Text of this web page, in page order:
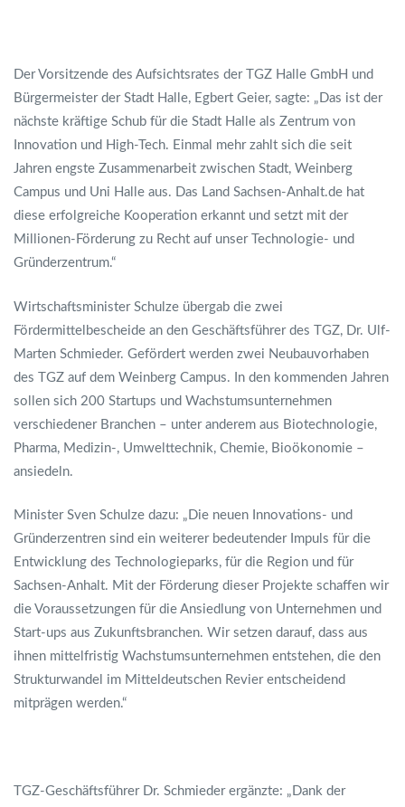
Der Vorsitzende des Aufsichtsrates der TGZ Halle GmbH und
Bürgermeister der Stadt Halle, Egbert Geier, sagte: „Das ist der
nächste kräftige Schub für die Stadt Halle als Zentrum von
Innovation und High-Tech. Einmal mehr zahlt sich die seit
Jahren engste Zusammenarbeit zwischen Stadt, Weinberg
Campus und Uni Halle aus. Das Land Sachsen-Anhalt.de hat
diese erfolgreiche Kooperation erkannt und setzt mit der
Millionen-Förderung zu Recht auf unser Technologie- und
Gründerzentrum.“
Wirtschaftsminister Schulze übergab die zwei
Fördermittelbescheide an den Geschäftsführer des TGZ, Dr. Ulf-
Marten Schmieder. Gefördert werden zwei Neubauvorhaben
des TGZ auf dem Weinberg Campus. In den kommenden Jahren
sollen sich 200 Startups und Wachstumsunternehmen
verschiedener Branchen – unter anderem aus Biotechnologie,
Pharma, Medizin-, Umwelttechnik, Chemie, Bioökonomie –
ansiedeln.
Minister Sven Schulze dazu: „Die neuen Innovations- und
Gründerzentren sind ein weiterer bedeutender Impuls für die
Entwicklung des Technologieparks, für die Region und für
Sachsen-Anhalt. Mit der Förderung dieser Projekte schaffen wir
die Voraussetzungen für die Ansiedlung von Unternehmen und
Start-ups aus Zukunftsbranchen. Wir setzen darauf, dass aus
ihnen mittelfristig Wachstumsunternehmen entstehen, die den
Strukturwandel im Mitteldeutschen Revier entscheidend
mitprägen werden.“
TGZ-Geschäftsführer Dr. Schmieder ergänzte: „Dank der